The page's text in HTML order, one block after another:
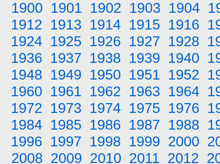
1900 1901 1902 1903 1904
1912 1913 1914 1915 1916
1924 1925 1926 1927 1928
1936 1937 1938 1939 1940
1948 1949 1950 1951 1952
1960 1961 1962 1963 1964
1972 1973 1974 1975 1976
1984 1985 1986 1987 1988
1996 1997 1998 1999 2000
2008 2009 2010 2011 2012